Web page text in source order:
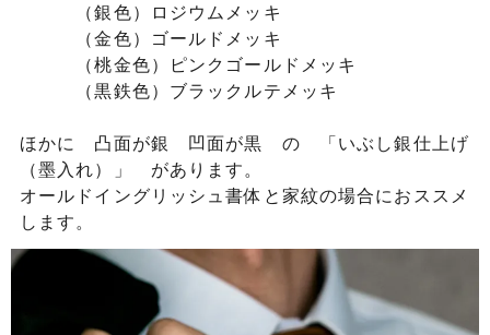
（銀色）ロジウムメッキ
（金色）ゴールドメッキ
（桃金色）ピンクゴールドメッキ
（黒鉄色）ブラックルテメッキ
ほかに 凸面が銀 凹面が黒 の 「いぶし銀仕上げ
（墨入れ）」 があります。
オールドイングリッシュ書体と家紋の場合におススメ
します。